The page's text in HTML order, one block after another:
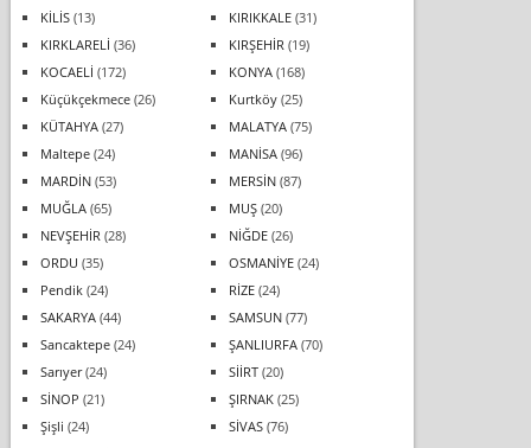
KİLİS(13) KIRIKKALE(31)
KIRKLARELİ (36) KIRŞEHİR (19)
KOCAELİ (172) KONYA(168)
Küçükçekmece(26) Kurtköy(25)
KÜTAHYA(27) MALATYA(75)
Maltepe(24) MANİSA(96)
MARDİN(53) MERSİN(87)
MUĞLA(65) MUŞ(20)
NEVŞEHİR (28) NİĞDE(26)
ORDU (35) OSMANİYE(24)
Pendik(24) RİZE(24)
SAKARYA(44) SAMSUN(77)
Sancaktepe(24) ŞANLIURFA(70)
Sarıyer(24) SİİRT(20)
SİNOP (21) ŞIRNAK(25)
Şişli (24) SİVAS(76)